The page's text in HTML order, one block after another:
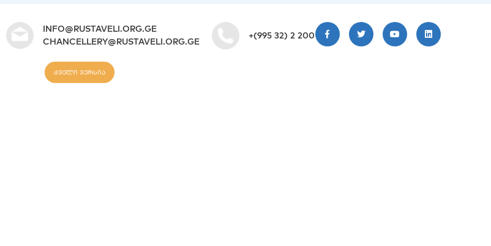
INFO@RUSTAVELI.ORG.GE
CHANCELLERY@RUSTAVELI.ORG.GE
+(995 32) 2 200 220
ძველი ვერსია